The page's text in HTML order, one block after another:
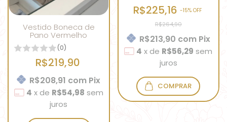
Vestido Boneca de
Pano Vermelho
(0)
R$219,90
R$208,91 com Pix
4 x de R$54,98 sem
juros
R$225,16 -15% OFF
R$264,90
R$213,90 com Pix
4 x de R$56,29 sem
juros
COMPRAR